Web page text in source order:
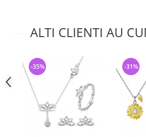
ALTI CLIENTI AU
-35% -31%